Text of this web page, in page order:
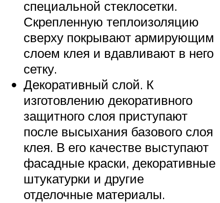
специальной стеклосетки.
Скрепленную теплоизоляцию
сверху покрывают армирующим
слоем клея и вдавливают в него
сетку.
Декоративный слой. К
изготовлению декоративного
защитного слоя приступают
после высыхания базового слоя
клея. В его качестве выступают
фасадные краски, декоративные
штукатурки и другие
отделочные материалы.